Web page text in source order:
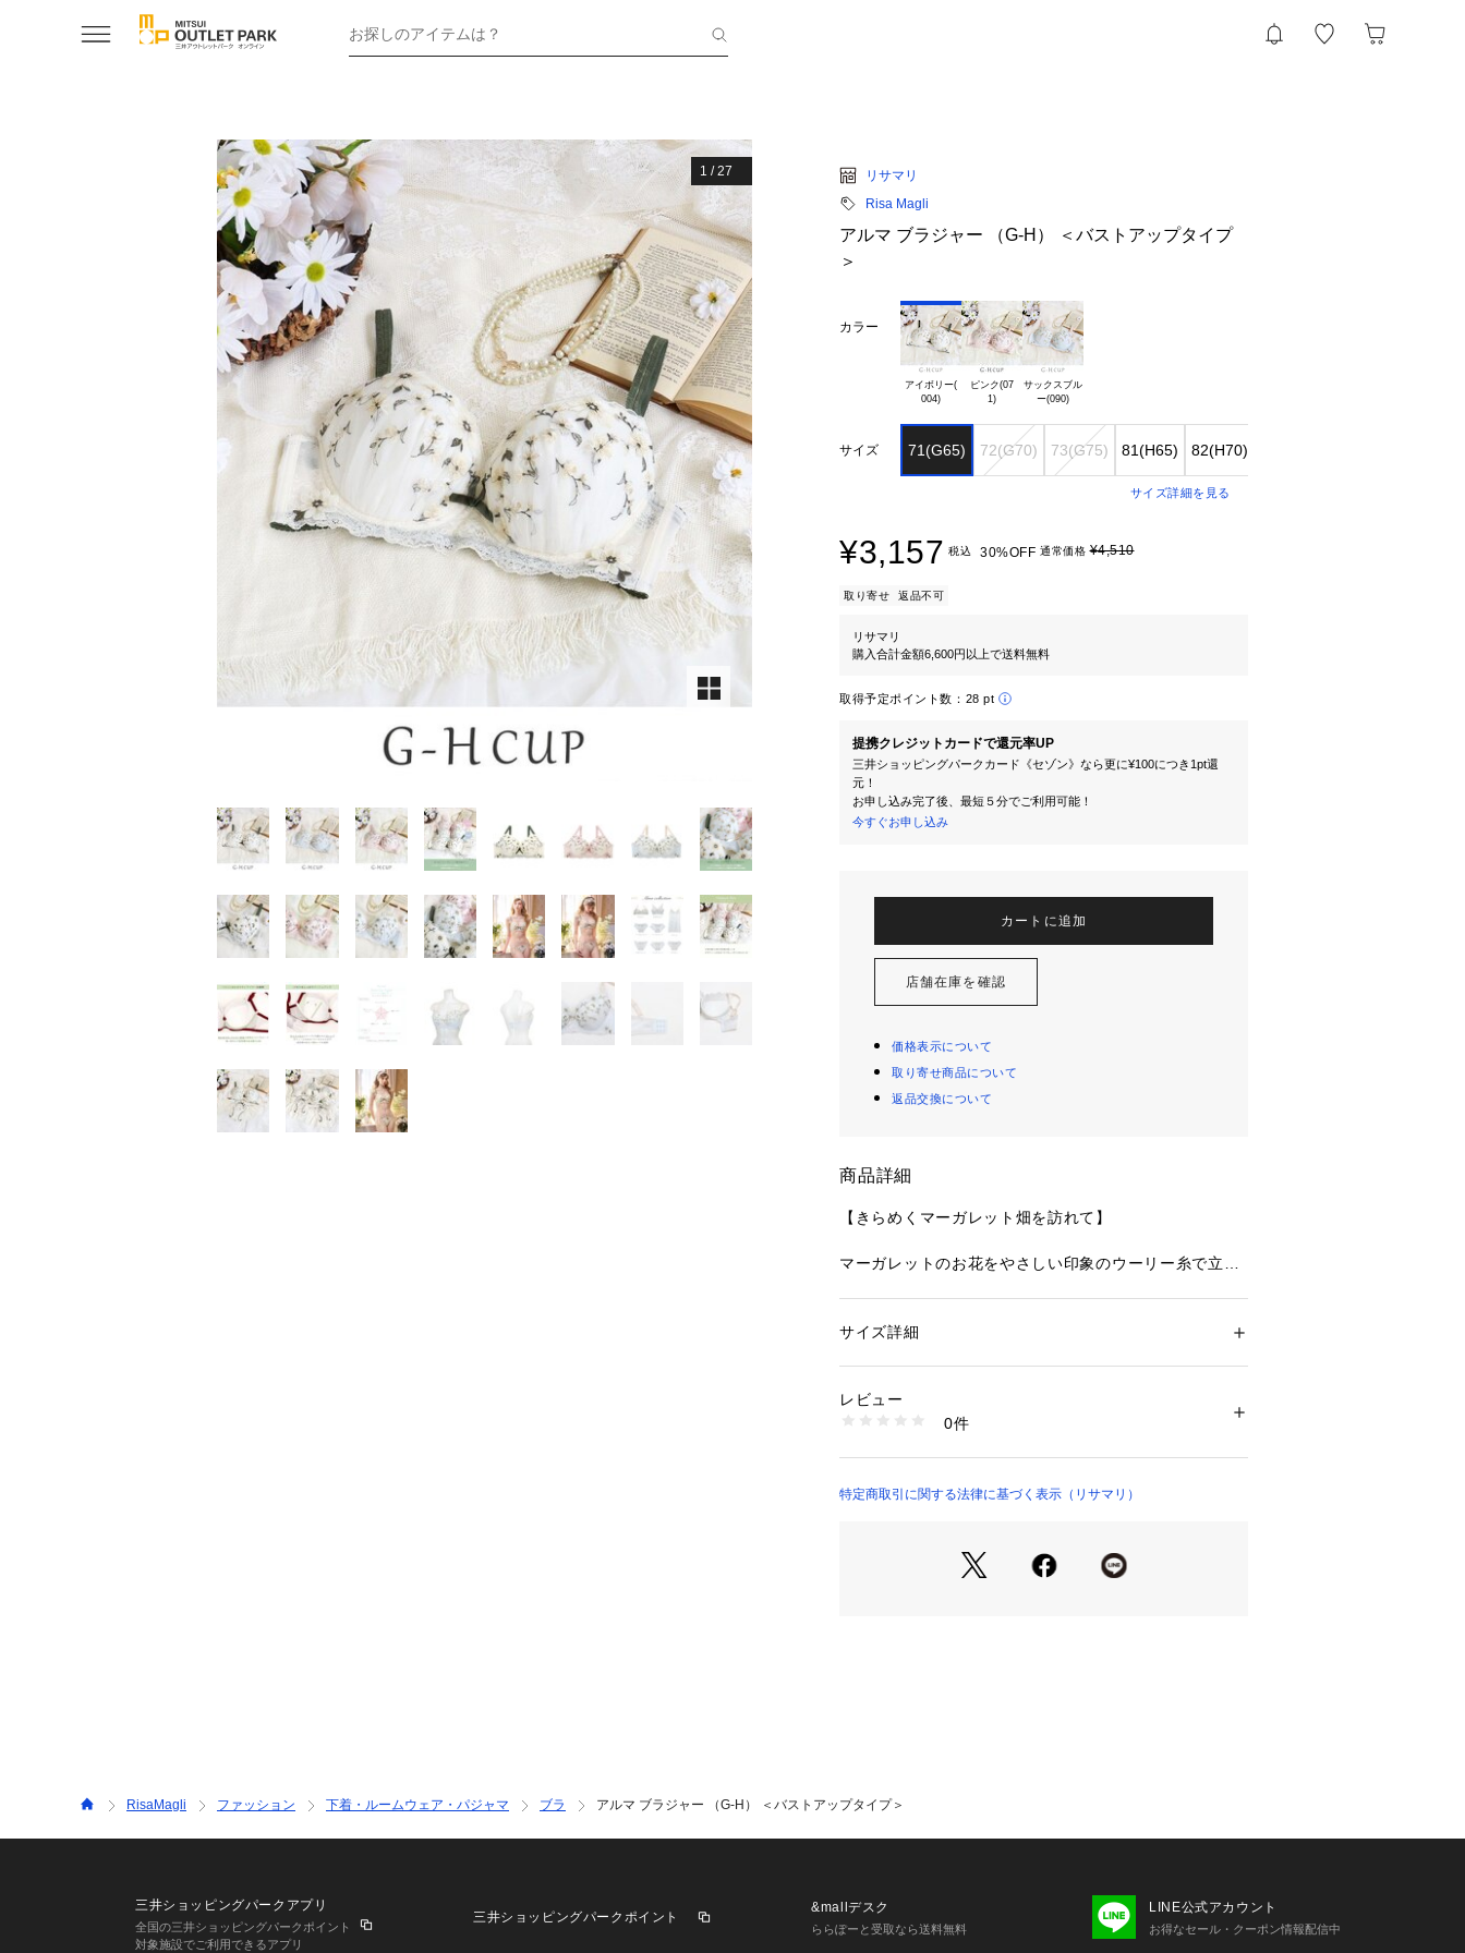
お探しのアイテムは？
1 /27
リサマリ
Risa Magli
アルマ ブラジャー （G-H） ＜バストアップタイプ
＞
カラー
アイボリー(
ピンク(07
サックスブル
サイズ 71(G65) 72(G70) 73(G75) 81(H65) 82(H70)
サイズ詳細を見る
¥3,157 税込 30%OFF 通常価格¥4,510
取り寄せ 返品不可
リサマリ
購入合計金額6,600円以上で送料無料
取得予定ポイント数： 28 pt
提携クレジットカードで還元率UP
三井ショッピングパークカード《セゾン》なら更に¥100につき1pt還
元！
お申し込み完了後、最短５分でご利用可能！
今すぐお申し込み
カートに追加
店舗在庫を確認
価格表示について
取り寄せ商品について
返品交換について
商品詳細
【きらめくマーガレット畑を訪れて】
マーガレットのお花をやさしい印象のウーリー糸で立体
どこすことでインパクトのある華やかさをプラス。大小
ました。ポイントでラメ糸をほどこして、ほのかなきら
めきがガーリーな可愛らしさを演出します。両サイドに
た、日常を少しHappyにしてくれるようなコレクション
『Glamor Bra／バストアップタイプ』
・3/4カップ
・ワイヤーあり
・ホック：3段×3列
・ストラップ長さ調節可能（取り外し不可）
性別：レディース
生産国：中国製
1095900002191
サイズ詳細
レビュー
0件
特定商取引に関する法律に基づく表示（リサマリ）
RisaMagli ファッション 下着・ルームウェア・パジャマ ブラ アルマ ブラジャー （G-H） ＜バストアップタイプ＞
三井ショッピングパークアプリ
全国の三井ショッピングパークポイント
対象施設でご利用できるアプリ
三井ショッピングパークポイント
&mallデスク
ららぽーと受取なら送料無料
LINE公式アカウント
お得なセール・クーポン情報配信中